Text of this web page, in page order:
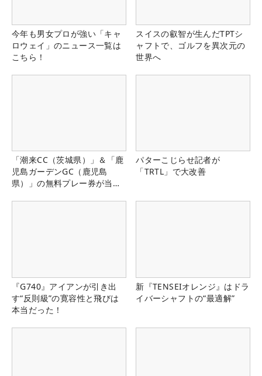
今年も男女プロが強い「キャ
ロウェイ」のニュース一覧は
こちら！
スイスの叡智が生んだTPTシ
ャフトで、ゴルフを異次元の
世界へ
「潮来CC（茨城県）」＆「鹿
児島ガーデンGC（鹿児島
県）」の無料プレー券が当た
パターこじらせ記者が
「TRTL」で大改善
『G740』アイアンが引き出
す“反則級”の寛容性と飛びは
本当だった！
新『TENSEIオレンジ』はドラ
イバーシャフトの“最適解”